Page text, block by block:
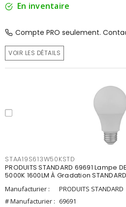
En inventaire
Compte PRO seulement.
VOIR LES DÉTAILS
STAA19S613W50KSTD
PRODUITS STANDARD 69691 Lampe
5000K 1600LM À Gradation STANDARD
Manufacturier :
PRODUITS STANDARD
# Manufacturier : 69691